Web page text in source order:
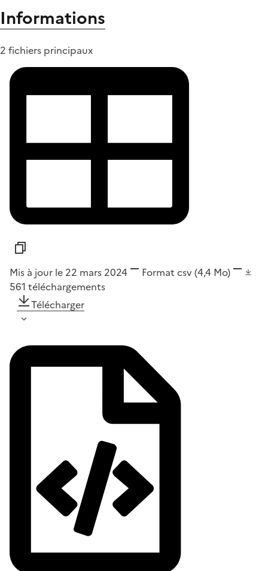
Informations
2 fichiers principaux
Mis à jour le 22 mars 2024 Format csv(4,4 Mo)
561 téléchargements
Télécharger